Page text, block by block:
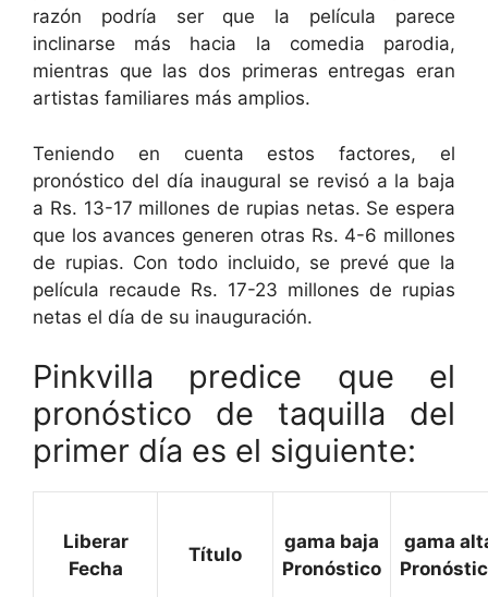
razón podría ser que la película parece
inclinarse más hacia la comedia parodia,
mientras que las dos primeras entregas eran
artistas familiares más amplios.
Teniendo en cuenta estos factores, el
pronóstico del día inaugural se revisó a la baja
a Rs. 13-17 millones de rupias netas. Se espera
que los avances generen otras Rs. 4-6 millones
de rupias. Con todo incluido, se prevé que la
película recaude Rs. 17-23 millones de rupias
netas el día de su inauguración.
Pinkvilla predice que el
pronóstico de taquilla del
primer día es el siguiente:
Liberar
Fecha
Título
gama baja
Pronóstico
gama